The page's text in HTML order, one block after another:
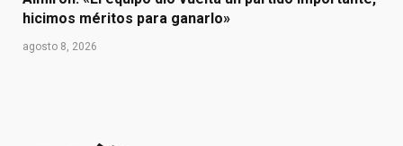
hicimos méritos para ganarlo»
agosto 8, 2026